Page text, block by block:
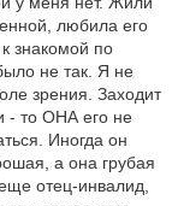
любила его
знакомой по
не так. Я не
зрения. Заходит
- то ОНА его не
Иногда он
а она грубая
отец-инвалид,